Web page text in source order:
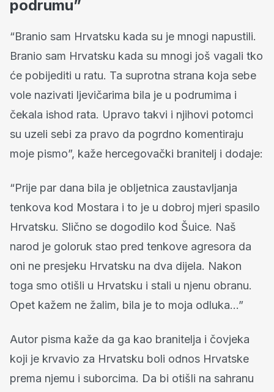
podrumu”
“Branio sam Hrvatsku kada su je mnogi napustili.
Branio sam Hrvatsku kada su mnogi još vagali tko
će pobijediti u ratu. Ta suprotna strana koja sebe
vole nazivati ljevičarima bila je u podrumima i
čekala ishod rata. Upravo takvi i njihovi potomci
su uzeli sebi za pravo da pogrdno komentiraju
moje pismo”, kaže hercegovački branitelj i dodaje:
“Prije par dana bila je obljetnica zaustavljanja
tenkova kod Mostara i to je u dobroj mjeri spasilo
Hrvatsku. Slično se dogodilo kod Šuice. Naš
narod je goloruk stao pred tenkove agresora da
oni ne presjeku Hrvatsku na dva dijela. Nakon
toga smo otišli u Hrvatsku i stali u njenu obranu.
Opet kažem ne žalim, bila je to moja odluka…”
Autor pisma kaže da ga kao branitelja i čovjeka
koji je krvavio za Hrvatsku boli odnos Hrvatske
prema njemu i suborcima. Da bi otišli na sahranu